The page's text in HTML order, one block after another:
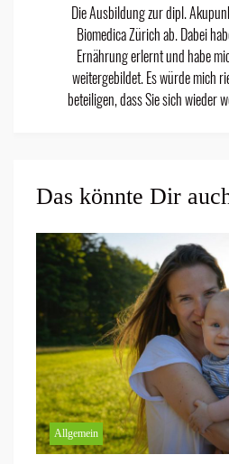
Die Ausbildung zur dipl.
Biomedica Zürich ab. Dabei
Ernährung erlernt und habe
weitergebildet. Es würde mich
beteiligen, dass Sie sich wieder
Das könnte Dir
Allgemein